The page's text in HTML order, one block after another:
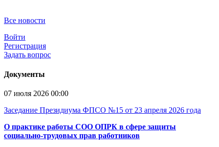
Все новости
Войти
Регистрация
Задать вопрос
Документы
07 июля 2026 00:00
Заседание Президиума ФПСО №15 от 23 апреля 2026 года
О практике работы СОО ОПРК в сфере защиты
социально-трудовых прав работников